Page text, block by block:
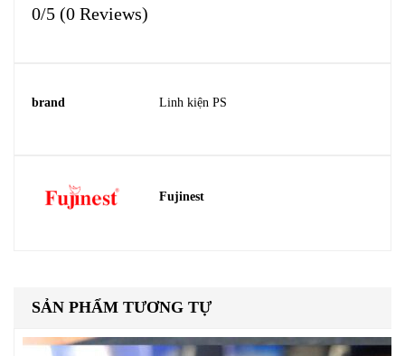
0/5 (0 Reviews)
brand Linh kiện PS
Fujinest
SẢN PHẨM TƯƠNG TỰ